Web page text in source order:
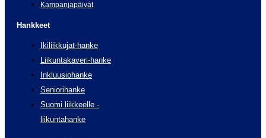
Kampanjapäivät
Hankkeet
Ikiliikkujat-hanke
Liikuntakaveri-hanke
Inkluusiohanke
Seniorihanke
Suomi liikkeelle -
liikuntahanke